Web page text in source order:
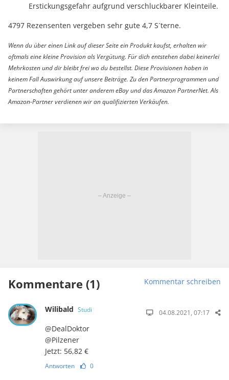
Erstickungsgefahr aufgrund verschluckbarer Kleinteile.
4797 Rezensenten vergeben sehr gute 4,7 S´terne.
Wenn du über einen Link auf dieser Seite ein Produkt kaufst, erhalten wir
oftmals eine kleine Provision als Vergütung. Für dich entstehen dabei keinerlei
Mehrkosten und dir bleibt frei wo du bestellst. Diese Provisionen haben in
keinem Fall Auswirkung auf unsere Beiträge. Zu den Partnerprogrammen und
Partnerschaften gehört unter anderem eBay und das Amazon PartnerNet. Als
Amazon-Partner verdienen wir an qualifizierten Verkäufen.
Kommentare (1) Kommentar schreiben
Wilibald Studi 04.08.2021, 07:17
@DealDoktor
@Pilzener
Jetzt: 56,82 €
Antworten 0